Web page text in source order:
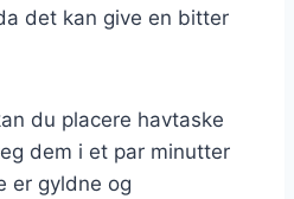
det kan give en bitter
du placere havtaske
dem i et par minutter
er gyldne og